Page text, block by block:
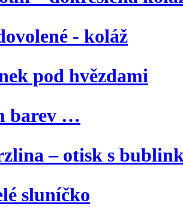
- koláž
pod hvězdami
barev …
– otisk s
sluníčko